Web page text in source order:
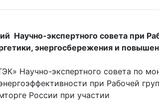
Научно-экспертного совета при
энергосбережения и
Научно-экспертного совета по
при Рабочей
России при участии